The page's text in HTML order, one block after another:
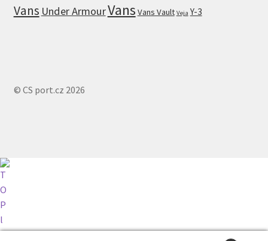
Vans Under ArmourVans Vans Vault Veja Y-3
© CS port.cz 2026